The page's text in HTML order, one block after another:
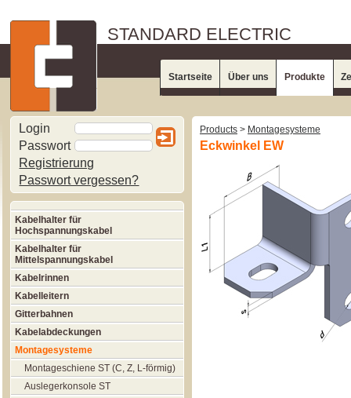
STANDARD ELECTRIC
Startseite Über uns Produkte
Login
Passwort
Registrierung
Passwort vergessen?
Kabelhalter für
Hochspannungskabel
Kabelhalter für
Mittelspannungskabel
Kabelrinnen
Kabelleitern
Gitterbahnen
Kabelabdeckungen
Montagesysteme
Montageschiene ST (C, Z, L-förmig)
Auslegerkonsole ST
Products > Montagesysteme
Eckwinkel EW